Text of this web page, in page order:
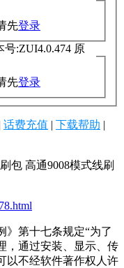
先登录
号:ZUI4.0.474 原
先登录
话费充值 | 下载帮助 |
包 高通9008模式线刷
》第十七条规定“为了
，通过安装、显示、传
以不经软件著作权人许